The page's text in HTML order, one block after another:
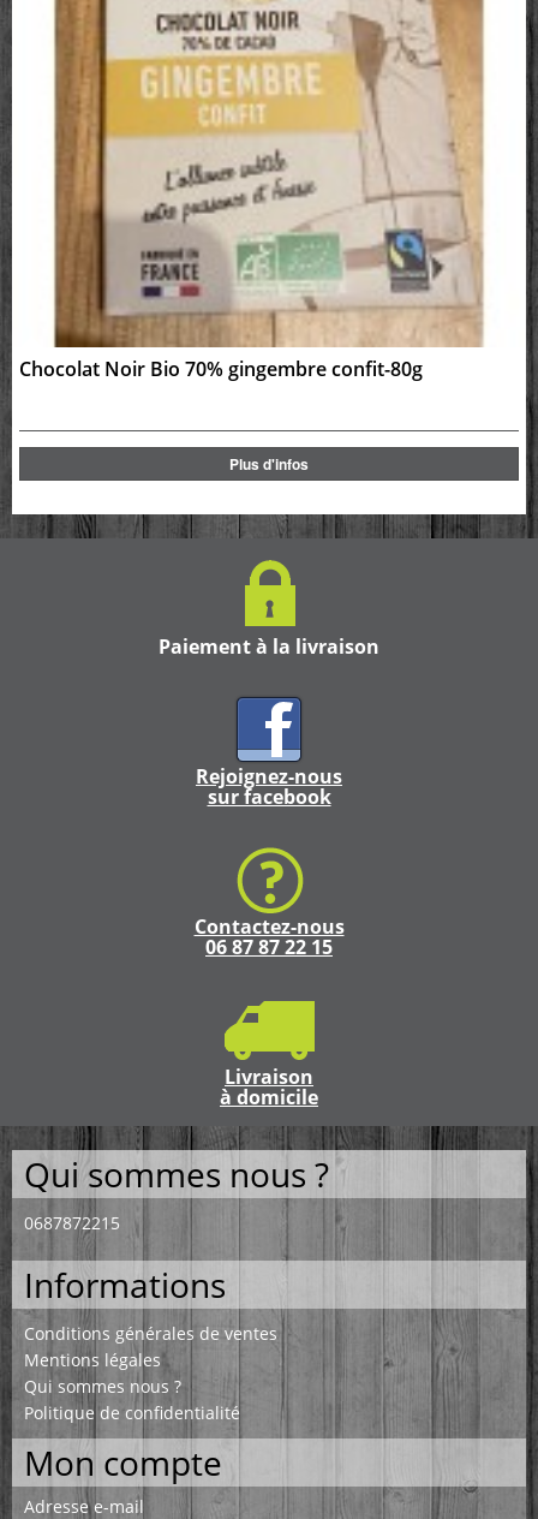
Chocolat Noir Bio 70% gingembre confit-80g
Plus d'infos
Paiement à la livraison
Rejoignez-nous
sur facebook
Contactez-nous
06 87 87 22 15
Livraison
à domicile
Qui sommes nous ?
0687872215
Informations
Conditions générales de ventes
Mentions légales
Qui sommes nous ?
Politique de confidentialité
Mon compte
Adresse e-mail